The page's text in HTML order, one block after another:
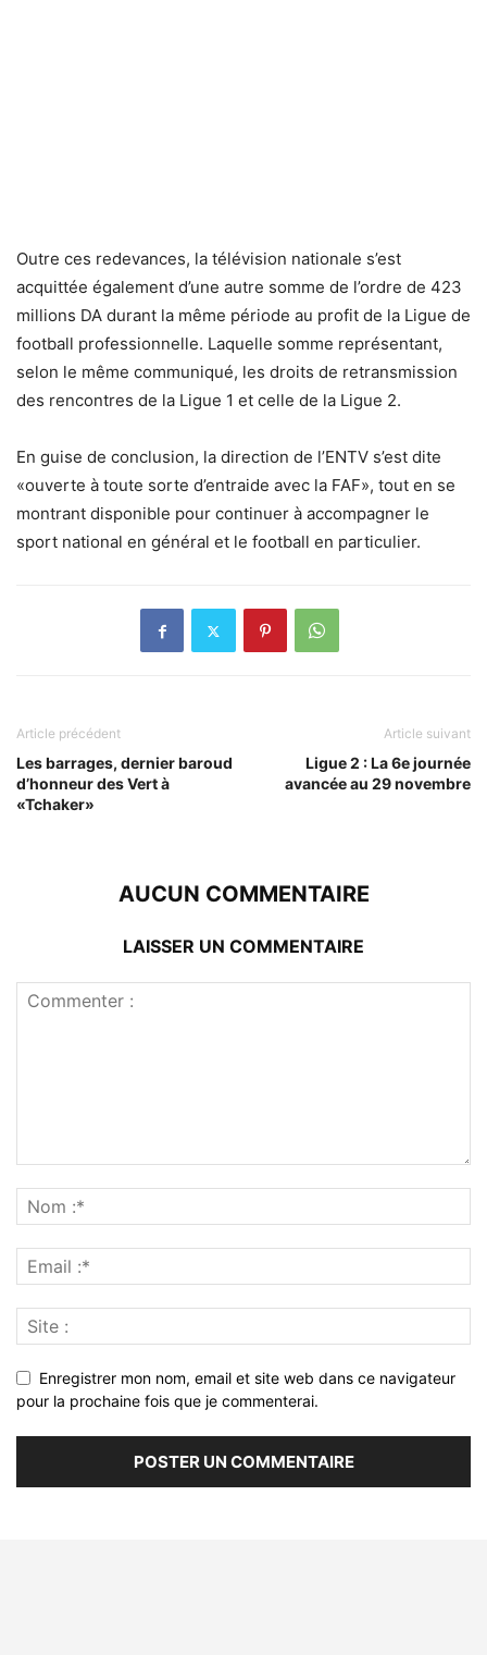
Outre ces redevances, la télévision nationale s’est
acquittée également d’une autre somme de l’ordre de 423
millions DA durant la même période au profit de la Ligue de
football professionnelle. Laquelle somme représentant,
selon le même communiqué, les droits de retransmission
des rencontres de la Ligue 1 et celle de la Ligue 2.
En guise de conclusion, la direction de l’ENTV s’est dite
«ouverte à toute sorte d’entraide avec la FAF», tout en se
montrant disponible pour continuer à accompagner le
sport national en général et le football en particulier.
Article précédent
Les barrages, dernier baroud
d’honneur des Vert à
«Tchaker»
Article suivant
Ligue 2 : La 6e journée
avancée au 29 novembre
AUCUN COMMENTAIRE
LAISSER UN COMMENTAIRE
Enregistrer mon nom, email et site web dans ce navigateur
pour la prochaine fois que je commenterai.